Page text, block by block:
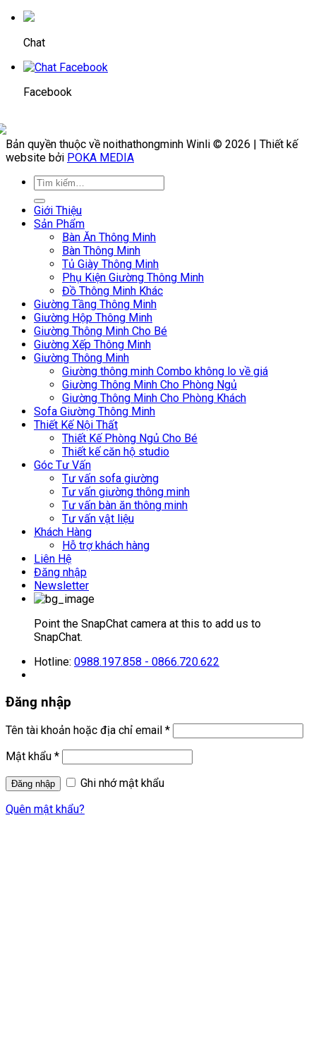
Chat
Facebook
Bản quyền thuộc về noithathongminh Winli © 2026 | Thiết kế
website bởi POKA MEDIA
Giới Thiệu
Sản Phẩm
Bàn Ăn Thông Minh
Bàn Thông Minh
Tủ Giày Thông Minh
Phụ Kiện Giường Thông Minh
Đồ Thông Minh Khác
Giường Tầng Thông Minh
Giường Hộp Thông Minh
Giường Thông Minh Cho Bé
Giường Xếp Thông Minh
Giường Thông Minh
Giường thông minh Combo không lo về giá
Giường Thông Minh Cho Phòng Ngủ
Giường Thông Minh Cho Phòng Khách
Sofa Giường Thông Minh
Thiết Kế Nội Thất
Thiết Kế Phòng Ngủ Cho Bé
Thiết kế căn hộ studio
Góc Tư Vấn
Tư vấn sofa giường
Tư vấn giường thông minh
Tư vấn bàn ăn thông minh
Tư vấn vật liệu
Khách Hàng
Hỗ trợ khách hàng
Liên Hệ
Đăng nhập
Newsletter
Point the SnapChat camera at this to add us to
SnapChat.
Hotline: 0988.197.858 - 0866.720.622
Đăng nhập
Tên tài khoản hoặc địa chỉ email *
Mật khẩu *
Ghi nhớ mật khẩu
Quên mật khẩu?